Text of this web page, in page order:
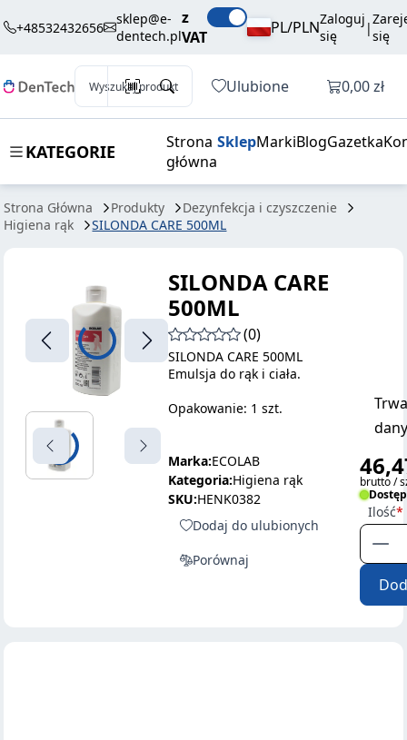
+48532432656
sklep@e-
dentech.pl
z
VAT
PL/PLNZaloguj
się
|się
Wyszukaj produkt Ulubione Otwórz
0,00 zł
KATEGORIE
Strona
główna
SklepMarkiBlogGazetka
Strona Główna Produkty
Dezynfekcja i czyszczenie
Higiena rąk
SILONDA CARE 500ML
500ML
brutto / szt.
SILONDA CARE
500ML
(0)
SILONDA CARE 500ML
Emulsja do rąk i ciała.
Opakowanie: 1 szt.
Marka:ECOLAB
Kategoria:Higiena rąk
SKU:HENK0382
Dodaj do ulubionych
Porównaj
brutto /
Ilość